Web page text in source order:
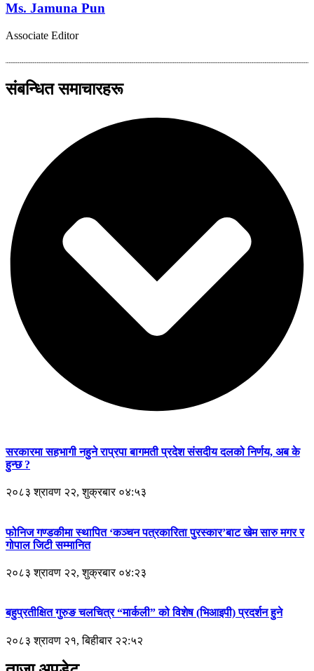
Ms. Jamuna Pun
Associate Editor
संबन्धित समाचारहरू
सरकारमा सहभागी नहुने राप्रपा बागमती प्रदेश संसदीय दलको निर्णय, अब के
हुन्छ ?
२०८३ श्रावण २२, शुक्रबार ०४:५३
फोनिज गण्डकीमा स्थापित ‘कञ्चन पत्रकारिता पुरस्कार’बाट खेम सारु मगर र
गोपाल जिटी सम्मानित
२०८३ श्रावण २२, शुक्रबार ०४:२३
बहुप्रतीक्षित गुरुङ चलचित्र “मार्कली” को विशेष (भिआइपी) प्रदर्शन हुने
२०८३ श्रावण २१, बिहीबार २२:५२